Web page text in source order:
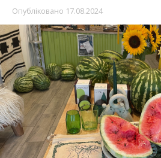
Опубліковано 17.08.2024